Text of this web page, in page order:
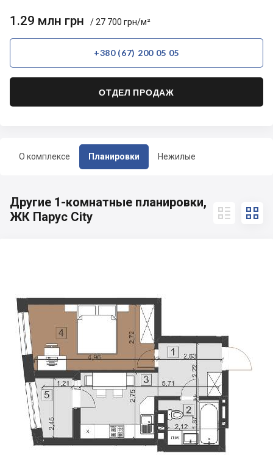
О комплексе Планировки Нежилые
1.29 млн грн / 27 700 грн/м²
+380 (67) 200 05 05
ОТДЕЛ ПРОДАЖ
Другие 1-комнатные планировки,
ЖК Парус City
 